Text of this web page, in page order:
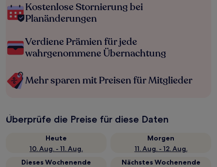
Kostenlose Stornierung bei
Planänderungen
Verdiene Prämien für jede
wahrgenommene Übernachtung
Mehr sparen mit Preisen für Mitglieder
Überprüfe die Preise für diese Daten
Heute
10. Aug. - 11. Aug.
Morgen
11. Aug. - 12. Aug.
Dieses Wochenende
Nächstes Wochenende